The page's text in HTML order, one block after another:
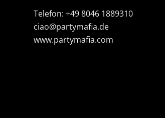
Telefon: +49 8046 1889310
ciao@partymafia.de
www.partymafia.com